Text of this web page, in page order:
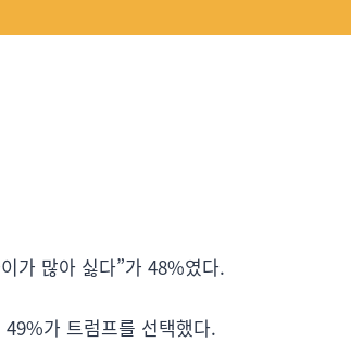
가 많아 싫다”가 48%였다.
가 트럼프를 선택했다.